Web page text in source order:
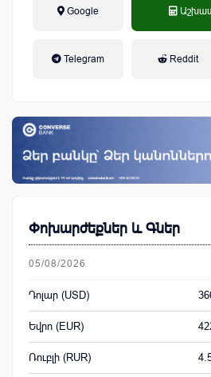
Google
Telegram Reddit
Փոխարժեքներ և Գներ
05/08/2026
Դոլար (USD)
Եվրո (EUR)
Ռուբլի (RUR)